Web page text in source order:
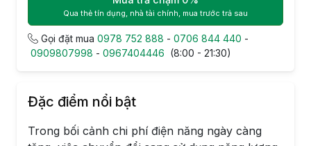
Qua thẻ tín dụng, nhà tài chính, mua trước trả sau
Gọi đặt mua 0978 752 888 - 0706 844 440 -
0909807998 - 0967404446 (8:00 - 21:30)
Đặc điểm nổi bật
Trong bối cảnh chi phí điện năng ngày càng